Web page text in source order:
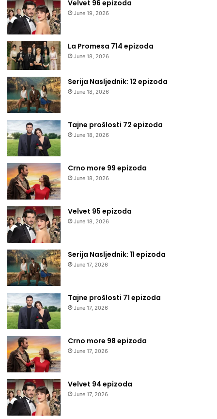
Velvet 96 epizoda
June 19, 2026
La Promesa 714 epizoda
June 18, 2026
Serija Nasljednik: 12 epizoda
June 18, 2026
Tajne prošlosti 72 epizoda
June 18, 2026
Crno more 99 epizoda
June 18, 2026
Velvet 95 epizoda
June 18, 2026
Serija Nasljednik: 11 epizoda
June 17, 2026
Tajne prošlosti 71 epizoda
June 17, 2026
Crno more 98 epizoda
June 17, 2026
Velvet 94 epizoda
June 17, 2026